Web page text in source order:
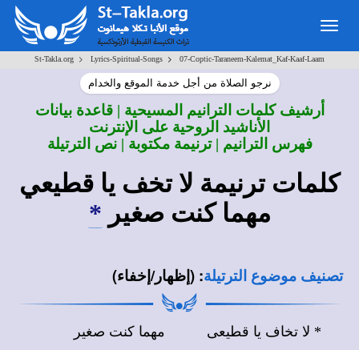
St-Takla.org > Lyrics-Spiritual-Songs > 07-Coptic-Taraneem-Kalemat_Kaf-Kaaf-Laam
نرجو الصلاة من أجل خدمة الموقع والخدام
أرشيف كلمات الترانيم المسيحية | قاعدة بيانات
الأناشيد الروحية على الإنترنت
فهرس الترانيم | ترنيمة مكتوبة | نص الترتيلة
كلمات ترنيمة لا تخف يا قطيعي
مهما كنت صغير *
تصنيف موضوع الترتيلة: (إظهار/إخفاء)
مهما كنت صغير
* لا تخاف يا قطيعى